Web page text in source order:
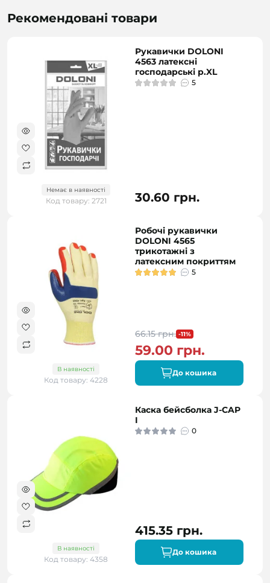
Рекомендовані товари
Немає в наявності
Код товару: 2721
Рукавички DOLONI
4563 латексні
господарські р.XL
5
30.60 грн.
В наявності
Код товару: 4228
Робочі рукавички
DOLONI 4565
трикотажні з
латексним покриттям
5
66.15 грн. -11%
59.00 грн.
До кошика
В наявності
Код товару: 4358
Каска бейсболка J-CAP
I
0
415.35 грн.
До кошика